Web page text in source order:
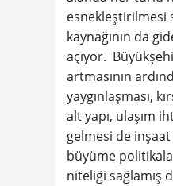
esnekleştirilmesi
kaynağının da
açıyor.
artmasının
yaygınlaşması,
alt yapı, ulaşım
gelmesi de
büyüme
niteliği sağlamış